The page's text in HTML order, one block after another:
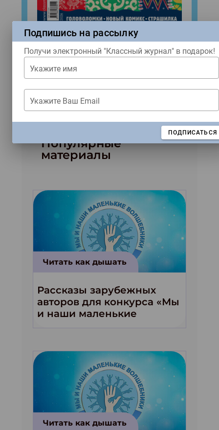
Народы России
№8 (2026)
Купить
Популярные
материалы
Читать как дышать
Рассказы зарубежных
авторов для конкурса «Мы
и наши маленькие
волшебники!»
Читать как дышать
Подпишись на рассылку
Получи электронный "Классный журнал" в подарок!
Укажите имя
Укажите Ваш Email
ПОДПИСАТЬСЯ